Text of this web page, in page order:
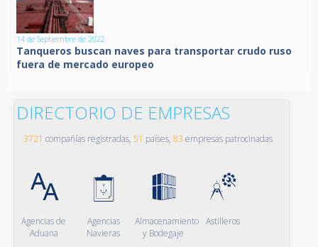
14 de Septiembre de 2022
Tanqueros buscan naves para transportar crudo ruso
fuera de mercado europeo
DIRECTORIO DE EMPRESAS
3721 compañías registradas, 51 países, 83 empresas patrocinadas
Agencias de
Aduana
Agencias
Navieras
Almacenamiento
y Bodegaje
Astilleros